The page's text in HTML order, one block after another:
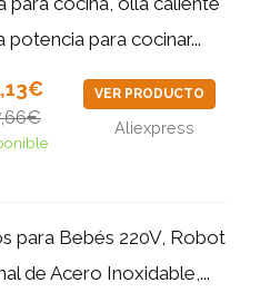
para cocinar...
VER PRODUCTO
Aliexpress
para Bebés 220V, Robot
de Acero Inoxidable,...